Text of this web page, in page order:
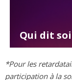
Qui dit
*Pour les
participation à la